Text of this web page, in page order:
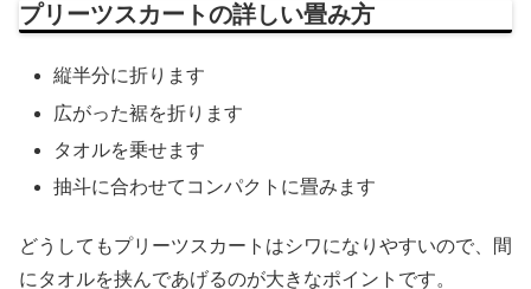
プリーツスカートの詳しい畳み方
縦半分に折ります
広がった裾を折ります
タオルを乗せます
抽斗に合わせてコンパクトに畳みます
どうしてもプリーツスカートはシワになりやすいので、間
にタオルを挟んであげるのが大きなポイントです。